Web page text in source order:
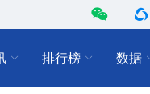
排行榜 数据